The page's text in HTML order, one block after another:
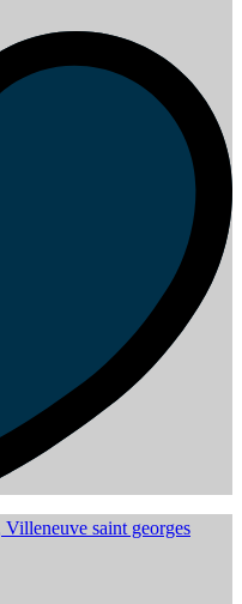
Villeneuve saint georges